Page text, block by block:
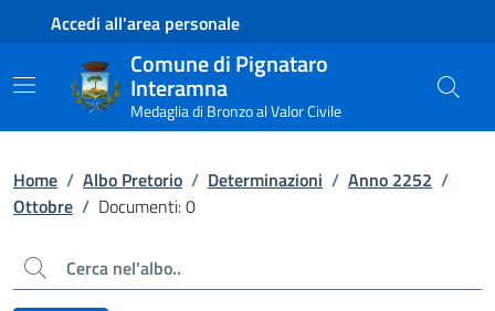
Contenuto principale
Piede di paginaAccedi all'area personale
Comune di Pignataro
Interamna
Medaglia di Bronzo al Valor Civile
Home / Albo Pretorio / Determinazioni / Anno 2252 /
Ottobre / Documenti: 0
Cerca